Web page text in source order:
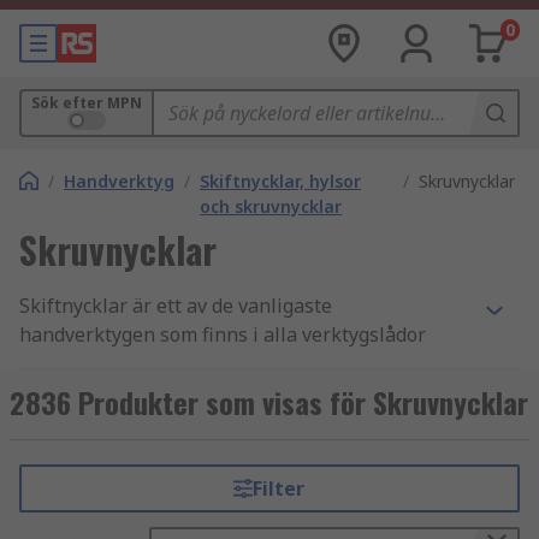
0
Sök efter MPN
/ Handverktyg / Skiftnycklar, hylsor
och skruvnycklar
/ Skruvnycklar
Skruvnycklar
Skiftnycklar är ett av de vanligaste
handverktygen som finns i alla verktygslådor
muttrar eller bulthuvuden med sexkantig form.
Skiftnycklar kallas också ofta för skruvnycklar,
vanligtvis av härdat kromvanadiumstål eller
berylliumkoppar. De vanligaste typerna kan
2836 Produkter som visas för Skruvnycklar
Filter